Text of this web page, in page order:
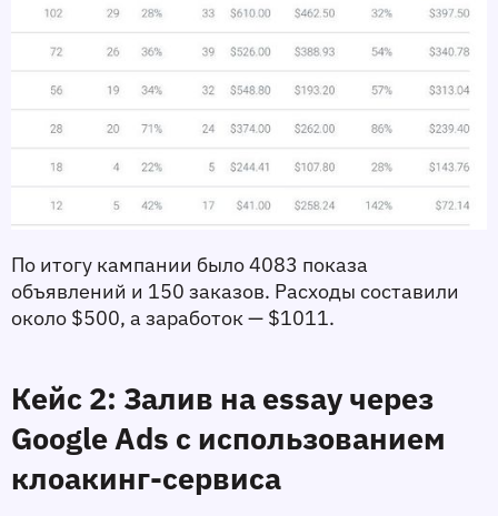
По итогу кампании было 4083 показа
объявлений и 150 заказов. Расходы составили
около $500, а заработок — $1011.
Кейс 2: Залив на essay через
Google Ads с использованием
клоакинг-сервиса